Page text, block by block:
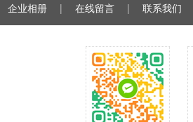
企业相册 | 在线留言 | 联系我们